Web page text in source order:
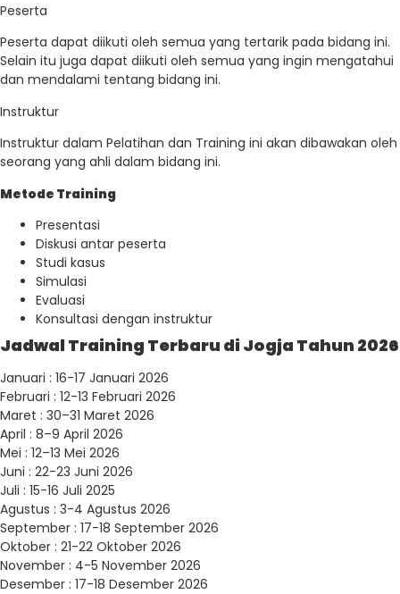
Peserta
Peserta dapat diikuti oleh semua yang tertarik pada bidang ini.
Selain itu juga dapat diikuti oleh semua yang ingin mengatahui
dan mendalami tentang bidang ini.
Instruktur
Instruktur dalam Pelatihan dan Training ini akan dibawakan oleh
seorang yang ahli dalam bidang ini.
Metode Training
Presentasi
Diskusi antar peserta
Studi kasus
Simulasi
Evaluasi
Konsultasi dengan instruktur
Jadwal Training Terbaru di Jogja Tahun 2026
Januari : 16-17 Januari 2026
Februari : 12-13 Februari 2026
Maret : 30–31 Maret 2026
April : 8–9 April 2026
Mei : 12–13 Mei 2026
Juni : 22-23 Juni 2026
Juli : 15-16 Juli 2025
Agustus : 3-4 Agustus 2026
September : 17-18 September 2026
Oktober : 21-22 Oktober 2026
November : 4-5 November 2026
Desember : 17-18 Desember 2026